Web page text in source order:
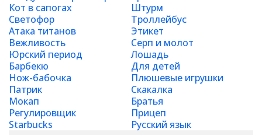
Кот в сапогах
Штурм
Светофор
Троллейбус
Атака титанов
Этикет
Вежливость
Серп и молот
Юрский период
Лошадь
Барбекю
Для детей
Нож-бабочка
Плюшевые игрушки
Патрик
Скакалка
Мокап
Братья
Регулировщик
Прицеп
Starbucks
Русский язык